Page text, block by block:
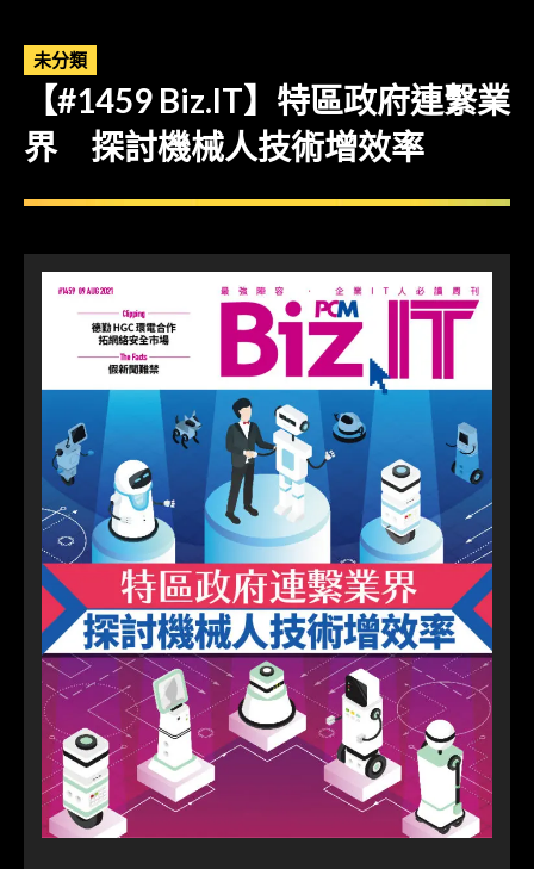
未分類
【#1459 Biz.IT】特區政府連繫業
界 探討機械人技術增效率